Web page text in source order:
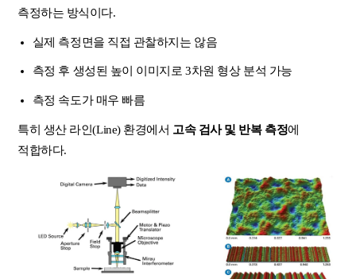
측정하는 방식이다.
실제 측정면을 직접 관찰하지는 않음
측정 후 생성된 높이 이미지로 3차원 형상 분석 가능
측정 속도가 매우 빠름
특히 생산 라인(Line) 환경에서 고속 검사 및 반복 측정에
적합하다.